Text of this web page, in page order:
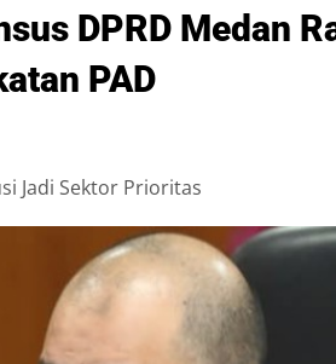
DPRD Medan
PAD
Jadi Sektor Prioritas